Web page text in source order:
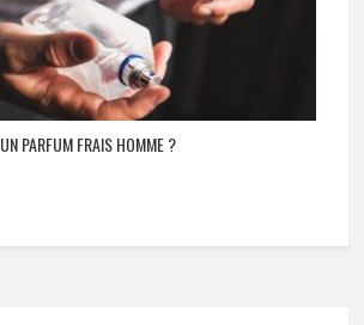
PARFUM FRAIS HOMME ?